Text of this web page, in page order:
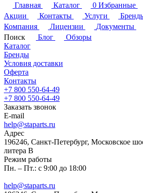
Главная
Каталог 0 Избранные
Акции
Контакты Услуги
Компания
Лицензии Документы
Поиск
Блог
Обзоры
Каталог
Бренды
Условия доставки
Оферта
Контакты
+7 800 550-64-49
+7 800 550-64-49
Заказать звонок
E-mail
help@staparts.ru
Адрес
196246, Санкт-Петербург, Московское
литера В
Режим работы
Пн. – Пт.: с 9:00 до 18:00
help@staparts.ru